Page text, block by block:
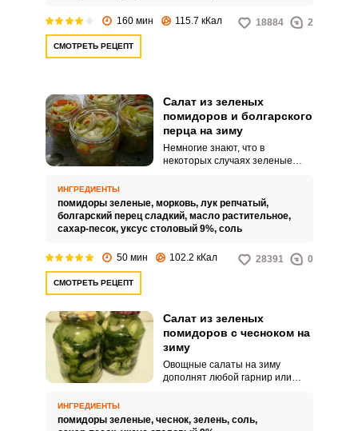
салатов.
160 мин 115.7 кКал 18884 2
СМОТРЕТЬ РЕЦЕПТ
Салат из зеленых
помидоров и болгарского
перца на зиму
Немногие знают, что в
некоторых случаях зеленые
Салат из зеленых помидоров и
болгарского перца на зиму как
раз и является таким
ИНГРЕДИЕНТЫ
помидоры зеленые, морковь, лук репчатый,
болгарский перец сладкий, масло растительное,
сахар-песок, уксус столовый 9%, соль
50 мин 102.2 кКал 28391 0
СМОТРЕТЬ РЕЦЕПТ
Салат из зеленых
помидоров с чесноком на
зиму
Овощные салаты на зиму
дополнят любой гарнир или
оригинальную кислинку, а чеснок
– легкую пикантность.
ИНГРЕДИЕНТЫ
помидоры зеленые, чеснок, зелень, соль,
ВХОД НА САЙТ РЕГИСТРАЦИЯ
с помощью социальных сетей:
или